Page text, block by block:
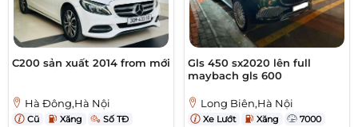
C200 sản xuất 2014 from mới
Hà Đông,Hà Nội
Cũ Xăng Số TĐ
Gls 450 sx2020 lên full
maybach gls 600
Long Biên,Hà Nội
Xe Lướt Xăng
7000